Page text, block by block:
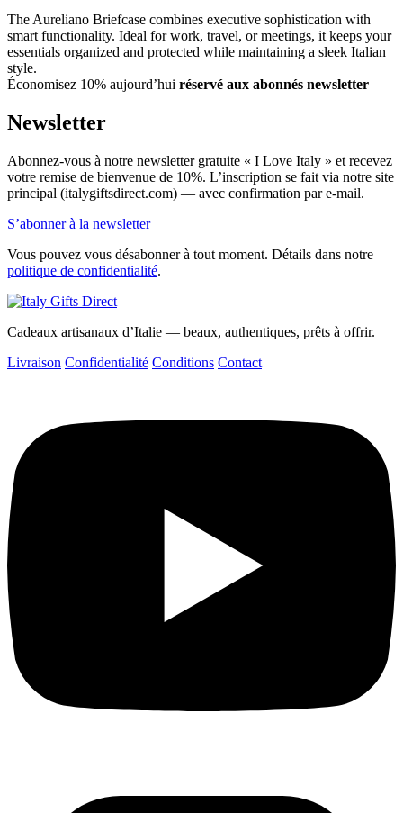
The Aureliano Briefcase combines executive sophistication with
smart functionality. Ideal for work, travel, or meetings, it keeps your
essentials organized and protected while maintaining a sleek Italian
style.
Économisez 10% aujourd’hui réservé aux abonnés newsletter
Newsletter
Abonnez-vous à notre newsletter gratuite « I Love Italy » et recevez
votre remise de bienvenue de 10%. L’inscription se fait via notre site
principal (italygiftsdirect.com) — avec confirmation par e-mail.
S’abonner à la newsletter
Vous pouvez vous désabonner à tout moment. Détails dans notre
politique de confidentialité.
Cadeaux artisanaux d’Italie — beaux, authentiques, prêts à offrir.
Livraison Confidentialité Conditions Contact